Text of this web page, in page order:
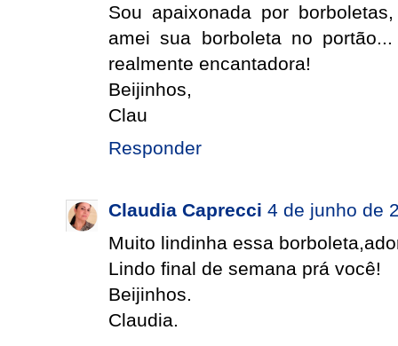
Sou apaixonada por
amei sua borboleta no
realmente encantadora!
Beijinhos,
Clau
Responder
Claudia Caprecci 4 de junho de
Muito lindinha essa
Lindo final de semana prá você!
Beijinhos.
Claudia.